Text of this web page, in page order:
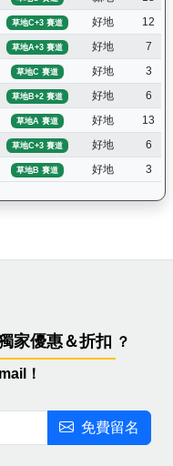
草地C+3 賽道 好地 12
草地A+3 賽道 好地 7
草地C 賽道 好地 3
草地B+2 賽道 好地 6
草地A 賽道 好地 13
草地C+3 賽道 好地 6
草地B 賽道 好地 3
家優惠＆折扣 ？
！
免費留名